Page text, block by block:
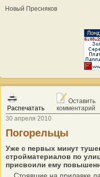
Новый Пресняков
Распечатать
Оставить
комментарий
30 апреля 2010
Погорельцы
Уже с первых минут
стройматериалов по
присвоили ему